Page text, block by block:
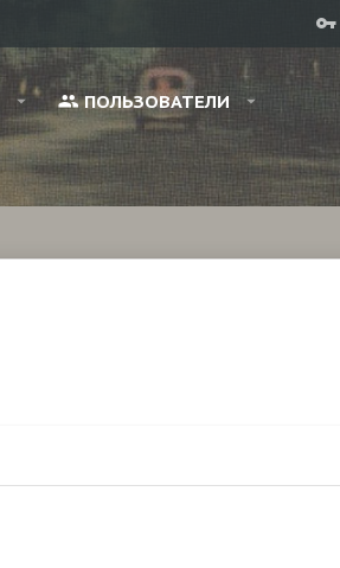
ПОЛЬЗОВАТЕЛИ